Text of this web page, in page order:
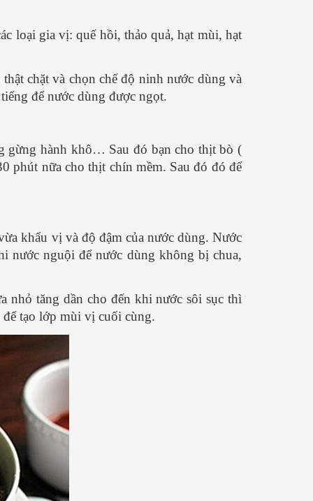
loại gia vị: quế hồi, thảo quả, hạt mùi, hạt
chặt và chọn chế độ ninh nước dùng và
để nước dùng được ngọt.
gừng hành khô… Sau đó bạn cho thịt bò (
phút nữa cho thịt chín mềm. Sau đó đó để
khẩu vị và độ đậm của nước dùng. Nước
nước nguội để nước dùng không bị chua,
nhỏ tăng dần cho đến khi nước sôi sục thì
tạo lớp mùi vị cuối cùng.